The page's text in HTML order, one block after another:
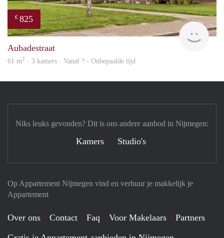
€ 825
Aubadestraat
61 m2 · 3 kamers · Vanaf ? - Onbepaalde tijd
Op Appartement Nijmegen vind en verhuur je makkelijk je
Appartement
Over ons Contact Faq Voor Makelaars
Partners
Niks leuks gevonden? Dit is ons andere aanbod in Nijmegen:
Kamers Studio's